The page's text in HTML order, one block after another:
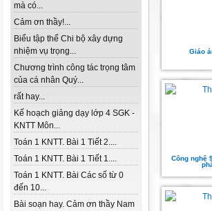
mà có...
Cảm ơn thầy!...
Biểu tập thể Chi bộ xây dựng
nhiệm vụ trọng...
Chương trình công tác trọng tâm
của cá nhân Quý...
rất hay...
Kế hoạch giảng dạy lớp 4 SGK -
KNTT Môn...
Toán 1 KNTT. Bài 1 Tiết 2....
Toán 1 KNTT. Bài 1 Tiết 1....
Toán 1 KNTT. Bài Các số từ 0
đến 10...
Bài soạn hay. Cảm ơn thầy Nam
Giáo
Công nghệ